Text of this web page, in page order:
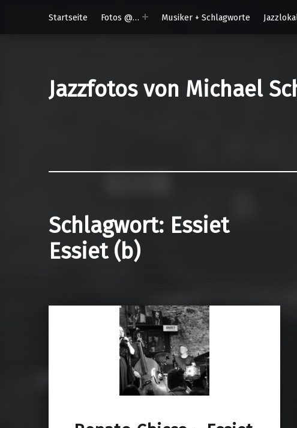
Startseite
Fotos @… Musiker + Schlagworte
Jazzfotos von Michael
Schlagwort: Essiet
Essiet (b)